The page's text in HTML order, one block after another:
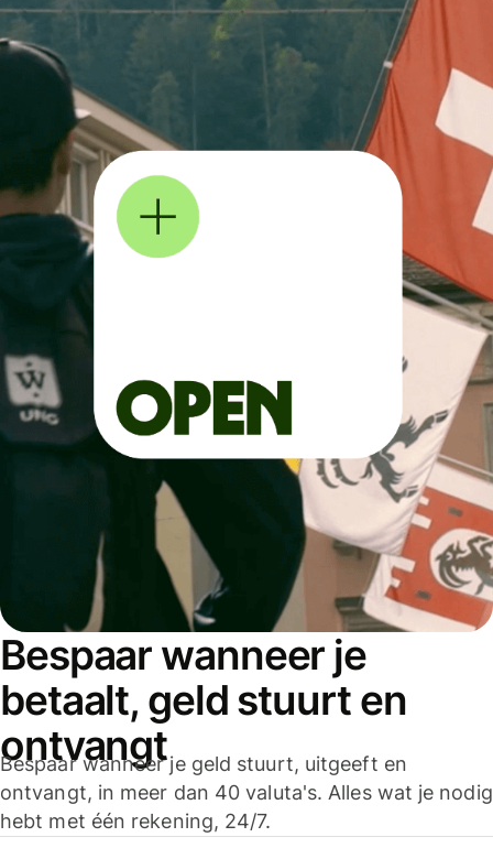
Bespaar wanneer je
betaalt, geld stuurt en
ontvangt
Bespaar wanneer je geld stuurt, uitgeeft en
ontvangt, in meer dan 40 valuta's. Alles wat je nodig
hebt met één rekening, 24/7.